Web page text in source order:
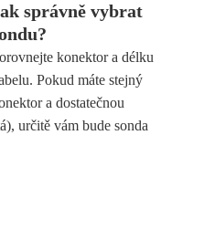
správně vybrat
konektor a délku
Pokud máte stejný
a dostatečnou
určitě vám bude sonda